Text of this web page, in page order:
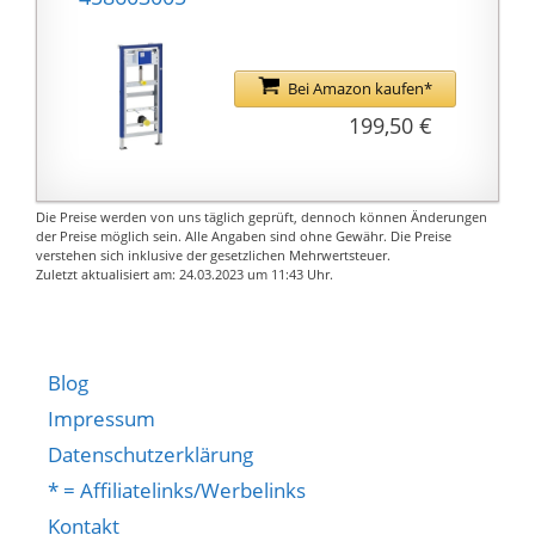
garantiert perfekte
Spülergebnisse bei
einem reduzierten
Produkt kann sogar in
einer kleinen Toilette
erfolgreich verwendet
werden, da es eine
geruchloses,
auslaufsicheres Gel
über ein griffiges
Design, das eine
einhändige Bedienung
Einwegurinbeutel hat
einen versiegelten
Bei Amazon kaufen*
199,50 €
Die Preise werden von uns täglich geprüft, dennoch können Änderungen
der Preise möglich sein. Alle Angaben sind ohne Gewähr. Die Preise
verstehen sich inklusive der gesetzlichen Mehrwertsteuer.
Zuletzt aktualisiert am: 24.03.2023 um 11:43 Uhr.
Blog
Impressum
Datenschutzerklärung
* = Affiliatelinks/Werbelinks
Kontakt